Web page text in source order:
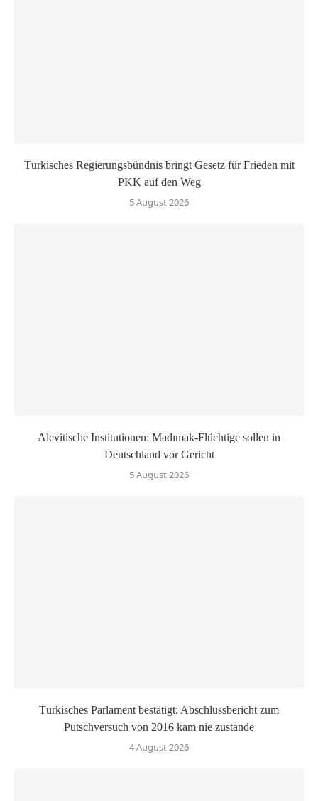
Türkisches Regierungsbündnis bringt Gesetz für Frieden mit
PKK auf den Weg
5 August 2026
Alevitische Institutionen: Madımak-Flüchtige sollen in
Deutschland vor Gericht
5 August 2026
Türkisches Parlament bestätigt: Abschlussbericht zum
Putschversuch von 2016 kam nie zustande
4 August 2026